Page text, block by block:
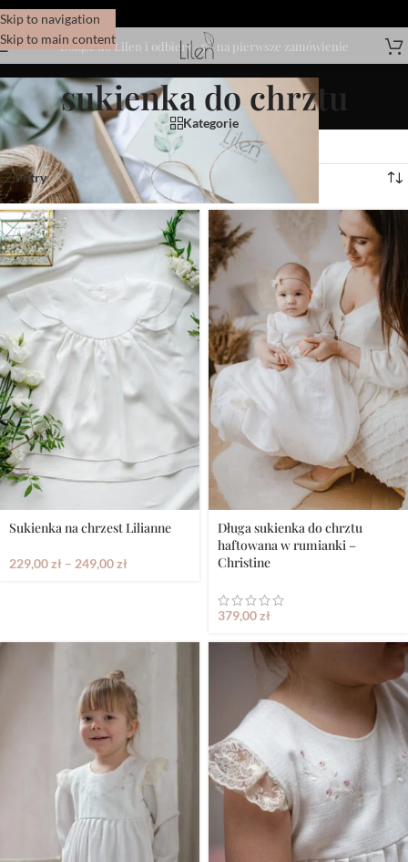
Skip to navigation
Skip to main contentDołącz do Lilen i odbierz -5% na pierwsze zamówienie
sukienka do chrztu
Kategorie
Wyświetlanie wszystkich wyników: 11
Filtry
Sukienka na chrzest Lilianne
229,00zł – 249,00zł
Długa sukienka do chrztu
haftowana w rumianki –
Christine
379,00zł